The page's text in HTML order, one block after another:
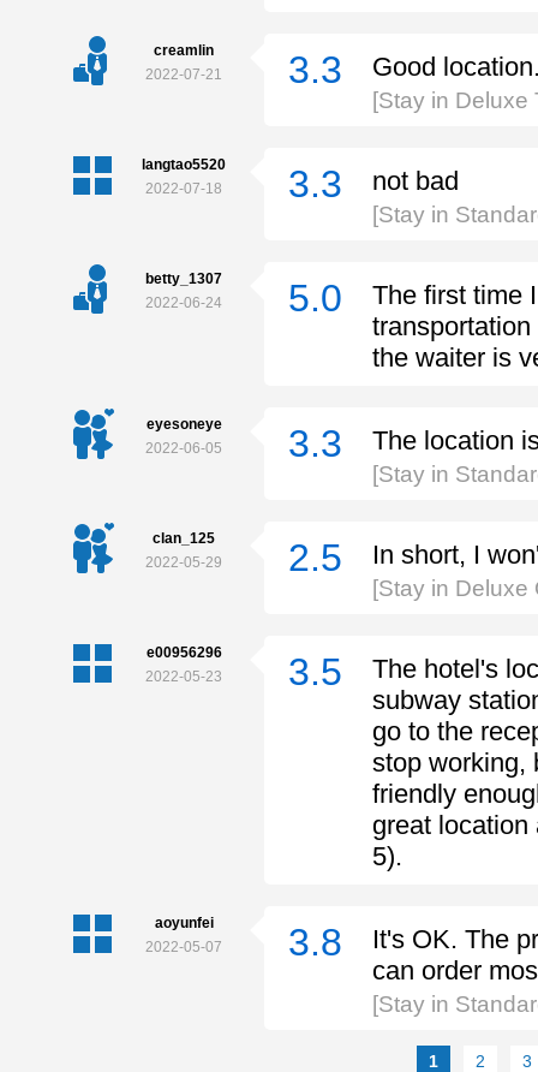
creamlin
2022-07-21
3.3 Good
[Stay in Deluxe
langtao5520
2022-07-18
3.3 not bad
[Stay in
betty_1307
2022-06-24
5.0
The first time
the waiter is
eyesoneye
2022-06-05
3.3 The location
[Stay in
clan_125
2022-05-29
2.5 In short, I
[Stay in Deluxe
e00956296
2022-05-23
3.5
The hotel's
subway
go to the
stop working,
friendly
great
5).
aoyunfei
2022-05-07
3.8
It's OK. The
can order
[Stay in
1 2 3